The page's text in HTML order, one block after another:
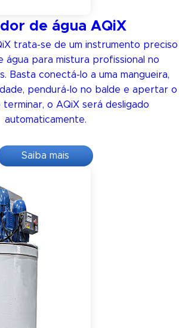
de água AQiX
trata-se de um instrumento preciso
água para mistura profissional no
Basta conectá-lo a uma mangueira,
pendurá-lo no balde e apertar o
terminar, o AQiX será desligado
automaticamente.
Saiba mais